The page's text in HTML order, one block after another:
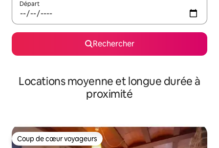
Départ
Rechercher
Locations moyenne et longue durée à
proximité
Coup de cœur voyageurs
Coup de cœur voyageurs